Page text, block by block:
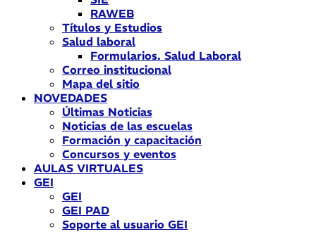
RAWEB
Títulos y Estudios
Salud laboral
Formularios. Salud Laboral
Correo institucional
Mapa del sitio
NOVEDADES
Últimas Noticias
Noticias de las escuelas
Formación y capacitación
Concursos y eventos
AULAS VIRTUALES
GEI
GEI
GEI PAD
Soporte al usuario GEI